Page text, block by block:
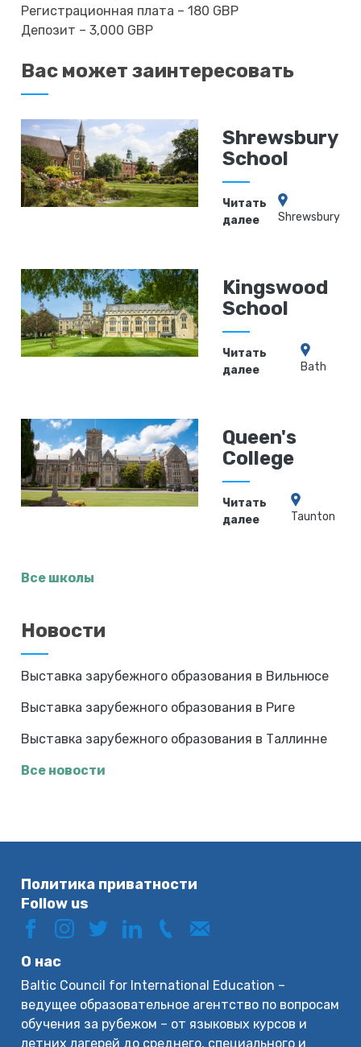
Регистрационная плата – 180 GBP
Депозит – 3,000 GBP
Вас может заинтересовать
Shrewsbury
School
Читать
далее
Shrewsbury
Kingswood
School
Читать
далее
Bath
Queen's
College
Читать
далее
Taunton
Все школы
Новости
Выставка зарубежного образования в Вильнюсе
Выставка зарубежного образования в Риге
Выставка зарубежного образования в Таллинне
Все новости
Политика приватности
Follow us
О нас
Baltic Council for International Education –
ведущее образовательное агентство по вопросам
обучения за рубежом – от языковых курсов и
летних лагерей до среднего, специального и